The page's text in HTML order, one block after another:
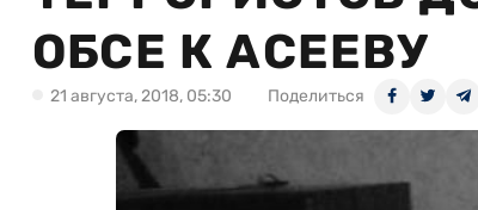
ОБСЕ К АСЕЕВУ
21 августа, 2018, 05:30 Поделиться